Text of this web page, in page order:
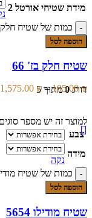
מידת שטיחי אורטל 2
כמות של שטיח חלק
הוספה לסל
שטיח חלק בז' 66
דורג0מתוך 5105.00₪
–
1,575.00 ₪
למוצר זה יש מספר
צבע
מידה
נקה
כמות של שטיח מודילו
הוספה לסל
שטיח מודילו 5654